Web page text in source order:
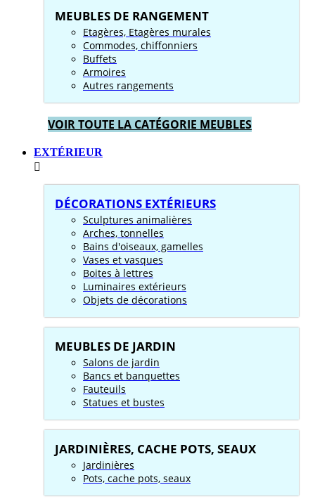
MEUBLES DE RANGEMENT
Etagères, Etagères murales
Commodes, chiffonniers
Buffets
Armoires
Autres rangements
VOIR TOUTE LA CATÉGORIE MEUBLES
EXTÉRIEUR
DÉCORATIONS EXTÉRIEURS
Sculptures animalières
Arches, tonnelles
Bains d'oiseaux, gamelles
Vases et vasques
Boites à lettres
Luminaires extérieurs
Objets de décorations
MEUBLES DE JARDIN
Salons de jardin
Bancs et banquettes
Fauteuils
Statues et bustes
JARDINIÈRES, CACHE POTS, SEAUX
Jardinières
Pots, cache pots, seaux